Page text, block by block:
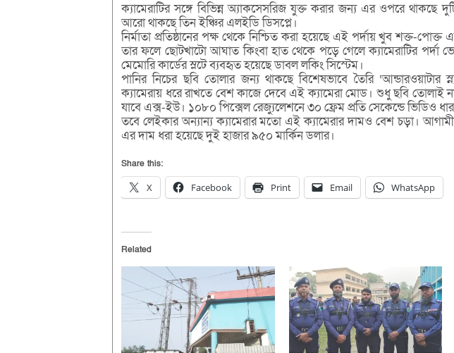
ক্যামেরাটির সঙ্গে বিভিন্ন অ্যাকসেসরিজ যুক্ত করার জন্য এর ওপরে থাকছে
আরো থাকছে তিন ইঞ্চির এলইডি ডিসপ্লে।
নির্মাতা প্রতিষ্ঠানের পক্ষ থেকে নিশ্চিত করা হয়েছে এই পর্দায় খুব শক্ত-
তার ফলে ছোটখাটো আঘাত কিংবা হাত থেকে পড়ে গেলে ক্যামেরাটির
মেমোরি কার্ডের স্লটে ব্যবহৃত হয়েছে ডাবল লকিং সিস্টেম।
পানির নিচের ছবি তোলার জন্য থাকছে বিশেষভাবে তৈরি ‘আন্ডারওয়াটার
ক্যামেরায় ধরে রাখতে বেশ কাজে দেবে এই ক্যামেরা মোড। শুধু ছবি তোলাই
যাবে এক্স-ইউ। ১০৮০ পিক্সেল রেজ্যুলেশনে ৩০ ফ্রেম প্রতি সেকেন্ডে ভিডিও
তবে লেইকার অন্যান্য ক্যামেরার মতো এই ক্যামেরার দামও বেশ চড়া। আগামী
এর দাম ধরা হয়েছে দুই হাজার ৯৫০ মার্কিন ডলার।
Share this:
X Facebook Print Email WhatsApp
Related